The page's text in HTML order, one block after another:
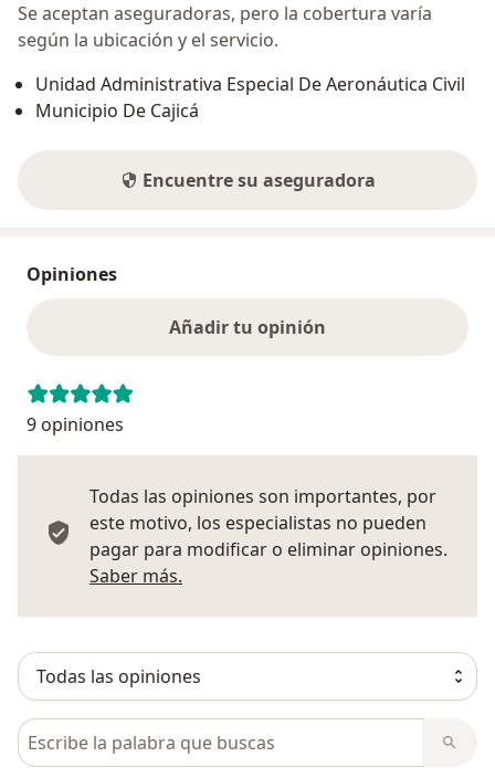
Se aceptan aseguradoras, pero la cobertura varía
según la ubicación y el servicio.
Unidad Administrativa Especial De Aeronáutica Civil
Municipio De Cajicá
Encuentre su aseguradora
Opiniones
Añadir tu opinión
9 opiniones
Todas las opiniones son importantes, por
este motivo, los especialistas no pueden
pagar para modificar o eliminar opiniones.
Saber más.
Busca en opiniones